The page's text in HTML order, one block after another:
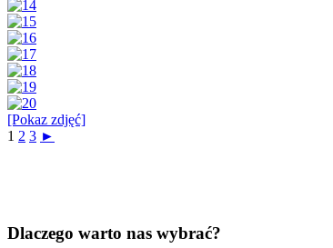
[Pokaz zdjęć]
1 2 3 ►
Dlaczego warto nas wybrać?